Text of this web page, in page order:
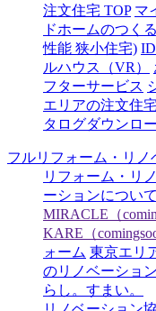
注文住宅 TOP マ
ドホームのつく
性能 狭小住宅)
ルハウス（VR）
フターサービス
エリアの注文住宅
タログダウンロ
フルリフォーム・リノ
リフォーム・リ
ーションについて
MIRACLE（
KARE（
ォーム 東京エリ
のリノベーション
らし。すまい。